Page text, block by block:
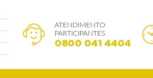
ATENDIMENTO
PARTICIPANTES
0800 041 4404